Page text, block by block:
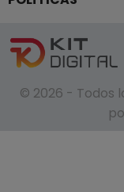
© 2026 - Todos